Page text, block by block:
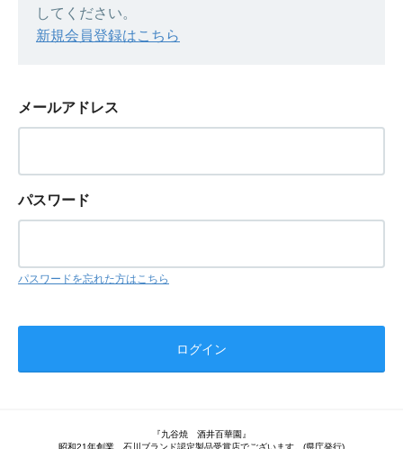
してください。
新規会員登録はこちら
メールアドレス
パスワード
パスワードを忘れた方はこちら
『九谷焼 酒井百華園』
昭和21年創業 石川ブランド認定製品受賞店でございます。(県庁発行)